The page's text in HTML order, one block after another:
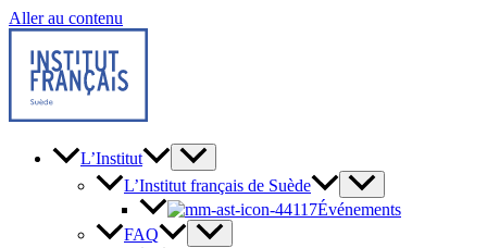
Aller au contenu
L’Institut
L’Institut français de Suède
Événements
FAQ